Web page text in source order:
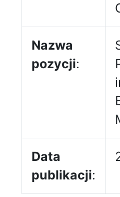
Nazwa
pozycji:
Data
publikacji: